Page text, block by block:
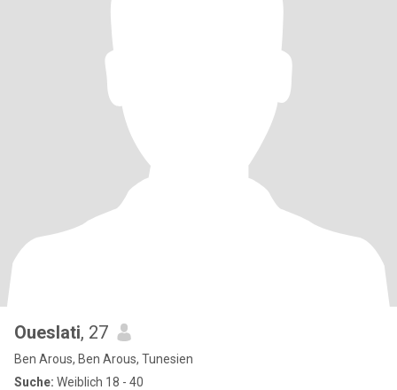
Oueslati, 27
Ben Arous, Ben Arous, Tunesien
Suche: Weiblich 18 - 40